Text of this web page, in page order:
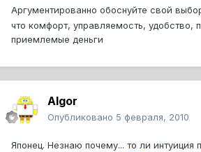
Аргументированно обоснуйте свой
что комфорт, управляемость, удобство,
приемлемые деньги
Algor
Опубликовано 5 февраля, 2010
Японец. Незнаю почему... то ли интуиция